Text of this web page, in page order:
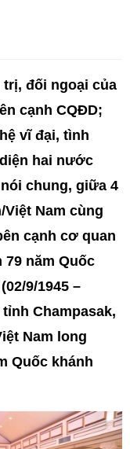
đối ngoại của
cạnh CQĐD;
vĩ đại, tình
hai nước
chung, giữa 4
Nam cùng
cạnh cơ quan
năm Quốc
9/1945 –
Champasak,
Nam long
Quốc khánh